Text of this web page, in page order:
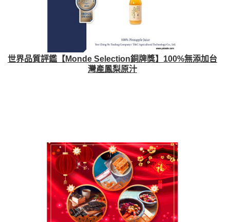
世界品質評鑑【Monde Selection銅牌獎】100%無添加台
灣產鳳梨原汁